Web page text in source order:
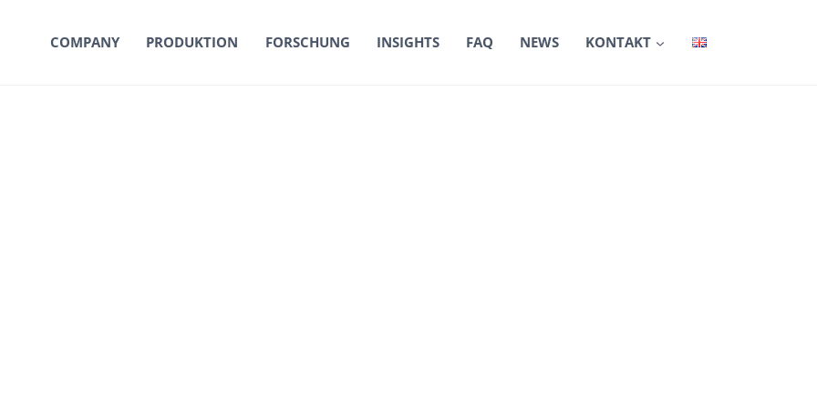
COMPANY PRODUKTION FORSCHUNG INSIGHTS FAQ NEWS KONTAKT